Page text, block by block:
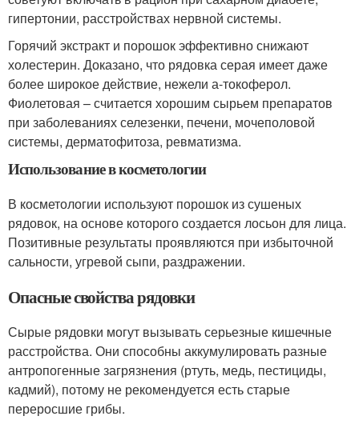
гипертонии, расстройствах нервной системы.
Горячий экстракт и порошок эффективно снижают
холестерин. Доказано, что рядовка серая имеет даже
более широкое действие, нежели а-токоферол.
Фиолетовая – считается хорошим сырьем препаратов
при заболеваниях селезенки, печени, мочеполовой
системы, дерматофитоза, ревматизма.
Использование в косметологии
В косметологии используют порошок из сушеных
рядовок, на основе которого создается лосьон для лица.
Позитивные результаты проявляются при избыточной
сальности, угревой сыпи, раздражении.
Опасные свойства рядовки
Сырые рядовки могут вызывать серьезные кишечные
расстройства. Они способны аккумулировать разные
антропогенные загрязнения (ртуть, медь, пестициды,
кадмий), потому не рекомендуется есть старые
переросшие грибы.